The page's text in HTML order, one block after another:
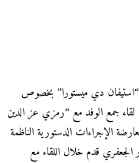
دي ميستورا” بخصوص
جمع الوفد مع “رمزي عز الدين
الإجراءات الدستورية الناظمة
الجعفري قدم خلال اللقاء مع